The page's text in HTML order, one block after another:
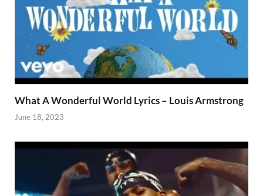
What A Wonderful World Lyrics – Louis Armstrong
June 18, 2023